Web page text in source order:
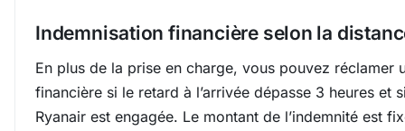
Indemnisation financière selon la
En plus de la prise en charge, vous pouvez réclamer
financière si le retard à l’arrivée dépasse 3 heures et
Ryanair est engagée. Le montant de l’indemnité est